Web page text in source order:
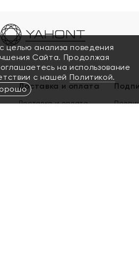
Доставка и оплата
Доставка и оплата
целью анализа поведения
Сайта. Продолжая
на использование
с нашей Политикой.